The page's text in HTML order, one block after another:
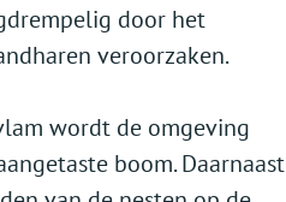
door het
veroorzaken.
wordt de omgeving
boom. Daarnaast